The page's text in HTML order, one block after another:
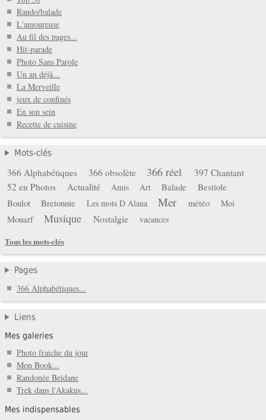
Rando/balade
L'amoureuse
Au fil des pages...
Hit-parade
Photo Sans Parole
Un an déjà...
La Merveille
jeux de confinés
En son sein
Recette de cuisine
Mots-clés
366 Alphabétiques 366 obsolète 366 réel
397 Chantant
52 en Photos
Actualité Amis Art Balade
Bestiole
Boulot
Bretonnie Les mots D Alana Mer météo Moi
Mouarf Musique Nostalgie
vacances
Tous les mots-clés
Pages
366 Alphabétiques...
Liens
Mes galeries
Photo fraiche du jour
Mon Book...
Randonée Beidane
Trek dans l'Akakus...
Mes indispensables